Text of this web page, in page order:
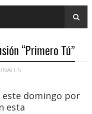
“Primero Tú”
este domingo por
esta